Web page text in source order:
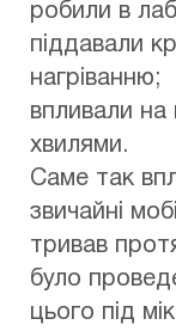
робили в
піддавали
нагріванню;
впливали на
хвилями.
Саме так
звичайні
тривав
було
цього під